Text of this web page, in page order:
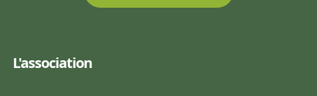
L'association